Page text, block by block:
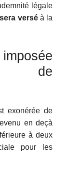
légale
verséà la
de
exonérée de
en deçà
à deux
pour les